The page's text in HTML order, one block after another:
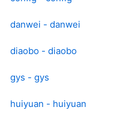
danwei - danwei
diaobo - diaobo
gys - gys
huiyuan - huiyuan